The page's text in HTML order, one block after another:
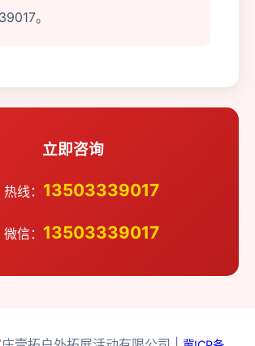
。
立即咨询
线： 13503339017
信： 13503339017